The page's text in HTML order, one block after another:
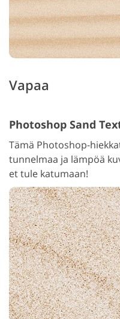
Vapaa
Photoshop Sand
Tämä Photoshop-
tunnelmaa ja lämpöä
et tule katumaan!